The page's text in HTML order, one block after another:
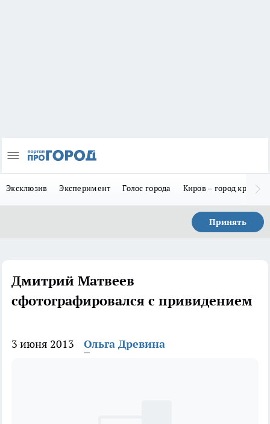
Эксклюзив Эксперимент Голос города Киров – город
Принять
Дмитрий Матвеев
сфотографировался с привидением
3 июня 2013 Ольга Древина